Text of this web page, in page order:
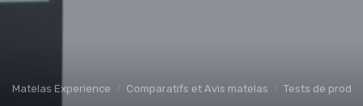
Matelas Experience Comparatifs et Avis matelas Tests de